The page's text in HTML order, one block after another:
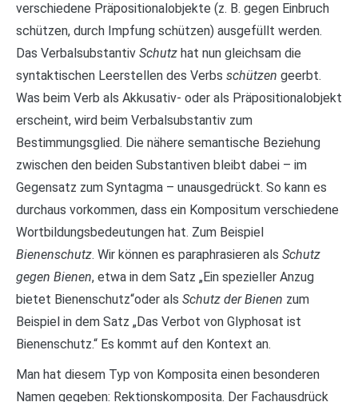
verschiedene Präpositionalobjekte (z. B. gegen Einbruch
schützen, durch Impfung schützen) ausgefüllt werden.
Das Verbalsubstantiv Schutz hat nun gleichsam die
syntaktischen Leerstellen des Verbs schützen geerbt.
Was beim Verb als Akkusativ- oder als Präpositionalobjekt
erscheint, wird beim Verbalsubstantiv zum
Bestimmungsglied. Die nähere semantische Beziehung
zwischen den beiden Substantiven bleibt dabei – im
Gegensatz zum Syntagma – unausgedrückt. So kann es
durchaus vorkommen, dass ein Kompositum verschiedene
Wortbildungsbedeutungen hat. Zum Beispiel
Bienenschutz. Wir können es paraphrasieren als Schutz
gegen Bienen, etwa in dem Satz „Ein spezieller Anzug
bietet Bienenschutz“oder als Schutz der Bienen zum
Beispiel in dem Satz „Das Verbot von Glyphosat ist
Bienenschutz.“ Es kommt auf den Kontext an.
Man hat diesem Typ von Komposita einen besonderen
Namen gegeben: Rektionskomposita. Der Fachausdrück